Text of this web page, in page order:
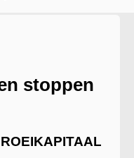
stoppen